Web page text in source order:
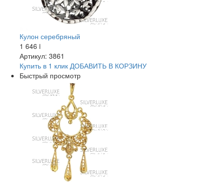
Кулон серебряный
1 646 i
Артикул: 3861
Купить в 1 клик ДОБАВИТЬ В КОРЗИНУ
Быстрый просмотр